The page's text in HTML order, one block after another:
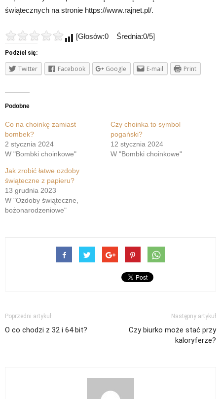
świątecznych na stronie https://www.rajnet.pl/.
[Głosów:0 Średnia:0/5]
Podziel się:
Twitter Facebook Google E-mail Print
Podobne
Co na choinkę zamiast
bombek?
2 stycznia 2024
W "Bombki choinkowe"
Czy choinka to symbol
pogański?
12 stycznia 2024
W "Bombki choinkowe"
Jak zrobić łatwe ozdoby
świąteczne z papieru?
13 grudnia 2023
W "Ozdoby świąteczne,
bożonarodzeniowe"
Poprzedni artykuł
O co chodzi z 32 i 64 bit?
Następny artykuł
Czy biurko może stać przy
kaloryferze?